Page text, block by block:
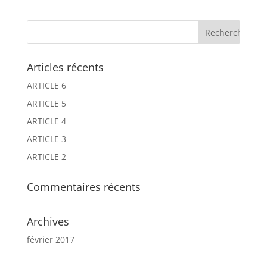
Articles récents
ARTICLE 6
ARTICLE 5
ARTICLE 4
ARTICLE 3
ARTICLE 2
Commentaires récents
Archives
février 2017